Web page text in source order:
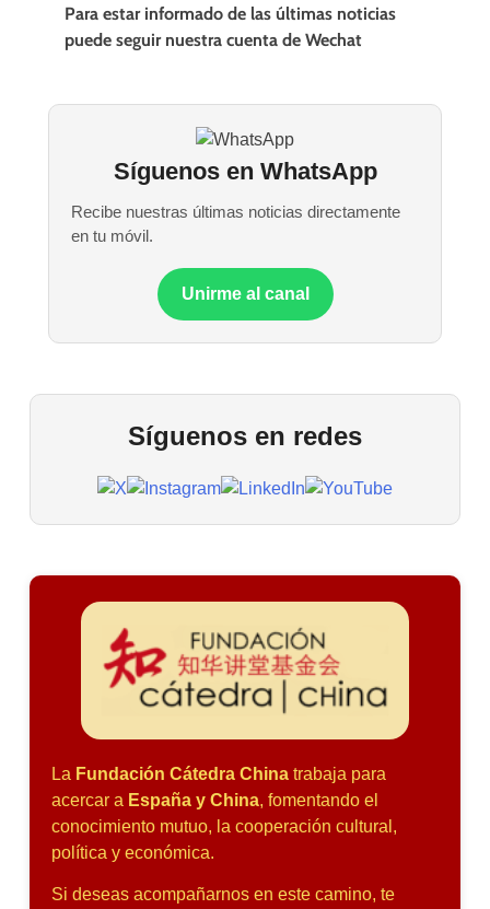
Para estar informado de las últimas noticias
puede seguir nuestra cuenta de Wechat
Síguenos en WhatsApp
Recibe nuestras últimas noticias directamente
en tu móvil.
Unirme al canal
Síguenos en redes
La Fundación Cátedra China trabaja para
acercar a España y China, fomentando el
conocimiento mutuo, la cooperación cultural,
política y económica.
Si deseas acompañarnos en este camino, te